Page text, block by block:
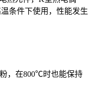
条件下使用，性能发生
，在800℃时也能保持